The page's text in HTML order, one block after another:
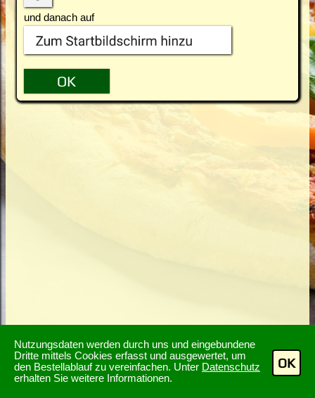
Nutzungsdaten werden durch uns und eingebundene
Dritte mittels Cookies erfasst und ausgewertet, um
den Bestellablauf zu vereinfachen. Unter Datenschutz
erhalten Sie weitere Informationen.
OK
und danach auf